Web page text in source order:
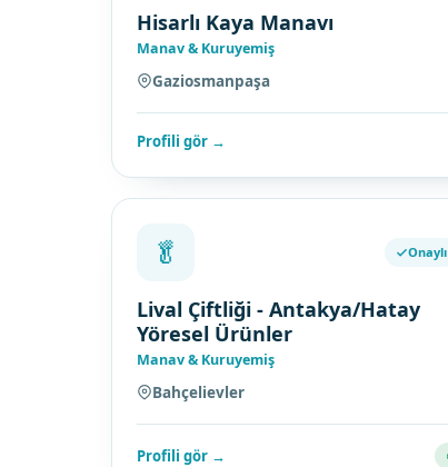
Hisarlı Kaya Manavı
Manav & Kuruyemiş
Gaziosmanpaşa
Profili gör →
🥬 Onaylı
Lival Çiftliği - Antakya/Hatay
Yöresel Ürünler
Manav & Kuruyemiş
Bahçelievler
Profili gör →